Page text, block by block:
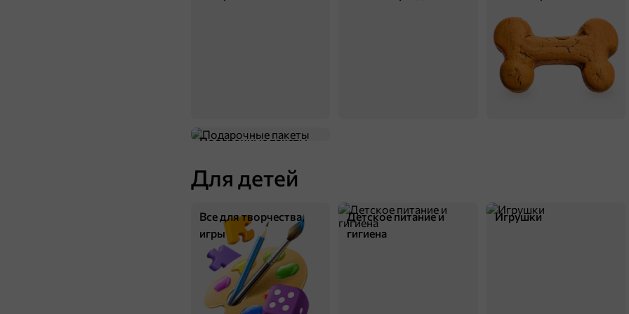
Подарочные пакеты
Для детей
Все для творчества,
игры
Детское питание и
гигиена
Игрушки